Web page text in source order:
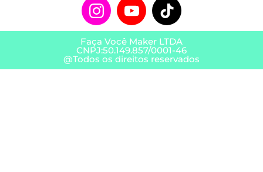
Faça Você Maker LTDA
CNPJ:50.149.857/0001-46
@Todos os direitos reservados